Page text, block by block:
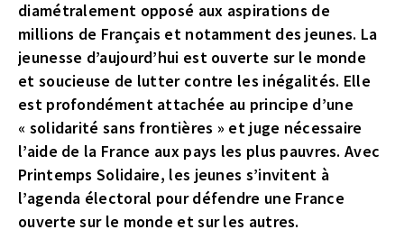
diamétralement opposé aux aspirations de
millions de Français et notamment des jeunes. La
jeunesse d’aujourd’hui est ouverte sur le monde
et soucieuse de lutter contre les inégalités. Elle
est profondément attachée au principe d’une
« solidarité sans frontières » et juge nécessaire
l’aide de la France aux pays les plus pauvres. Avec
Printemps Solidaire, les jeunes s’invitent à
l’agenda électoral pour défendre une France
ouverte sur le monde et sur les autres.